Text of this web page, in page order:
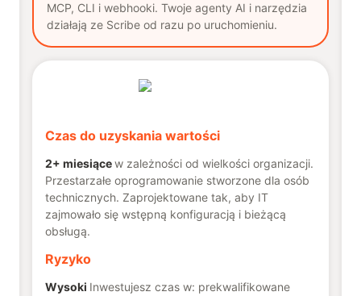
MCP, CLI i webhooki. Twoje agenty AI i narzędzia
działają ze Scribe od razu po uruchomieniu.
Czas do uzyskania wartości
2+ miesiącew zależności od wielkości organizacji.
Przestarzałe oprogramowanie stworzone dla osób
technicznych. Zaprojektowane tak, aby IT
zajmowało się wstępną konfiguracją i bieżącą
obsługą.
Ryzyko
Wysoki Inwestujesz czas w: prekwalifikowane